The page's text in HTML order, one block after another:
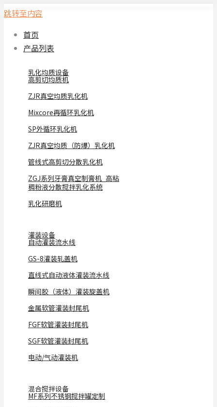
跳转至内容
首页
产品列表
乳化均质设备
高剪切均质机
ZJR真空均质乳化机
Mixcore再循环乳化机
SP外循环乳化机
ZJR真空均质（防爆）乳化机
管线式高剪切分散乳化机
ZGJ系列牙膏真空制膏机_高粘
稠粉液分散搅拌乳化系统
乳化研磨机
灌装设备
自动灌装流水线
GS-8灌装轧盖机
直线式自动液体灌装流水线
瞬间胶（液体）灌装旋盖机
金属软管灌装封尾机
FGF软管灌装封尾机
SGF软管灌装封尾机
电动/气动灌装机
混合搅拌设备
MF系列不锈钢搅拌罐定制